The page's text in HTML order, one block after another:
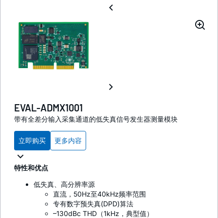
EVAL-ADMX1001
带有全差分输入采集通道的低失真信号发生器测量模块
立即购买 更多内容
特性和优点
低失真、高分辨率源
直流，50Hz至40kHz频率范围
专有数字预失真(DPD)算法
–130dBc THD（1kHz，典型值）